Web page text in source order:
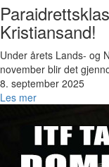
Kristiansand!
Under årets Lands- og
november blir det
8. september 2025
Les mer